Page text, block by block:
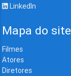
LinkedIn
Mapa do site
Filmes
Atores
Diretores